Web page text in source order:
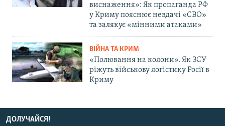
виснаження»: Як пропаганда РФ
у Криму пояснює невдачі «СВО»
та залякує «мінними атаками»
ВІЙНА ТА КРИМ
«Полювання на колони». Як ЗСУ
ріжуть військову логістику Росії в
Криму
ДОЛУЧАЙСЯ!